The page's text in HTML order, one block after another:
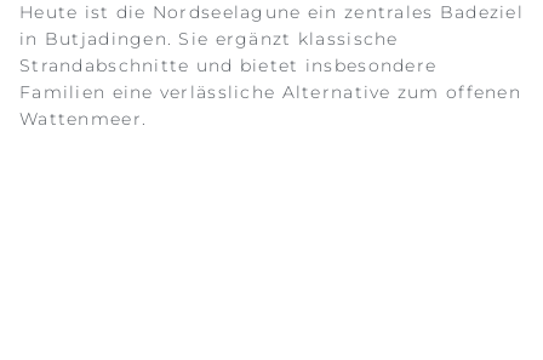
Heute ist die Nordseelagune ein zentrales Badeziel
in Butjadingen. Sie ergänzt klassische
Strandabschnitte und bietet insbesondere
Familien eine verlässliche Alternative zum offenen
Wattenmeer.